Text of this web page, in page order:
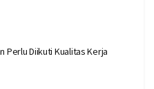
Perlu Diikuti Kualitas Kerja